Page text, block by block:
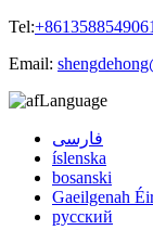
Tel:+8613588549061
Email:
Language
فارسی
íslenska
bosanski
Gaeilgenah
русский